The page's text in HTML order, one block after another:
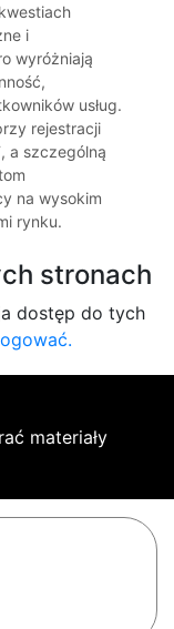
i
wyróżniają
usług.
rejestracji
a szczególną
na wysokim
rynku.
stronach
dostęp do tych
materiały